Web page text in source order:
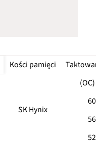
Kości pamięci
SK Hynix
(OC)
6000
5600
5200